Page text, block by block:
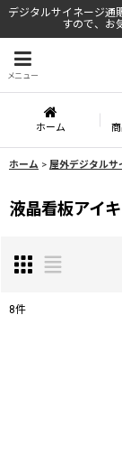
デジタルサイネージ通
すので、お
メニュー
ホーム
ホーム > 屋外デジタルサ
液晶看板アイ
8件